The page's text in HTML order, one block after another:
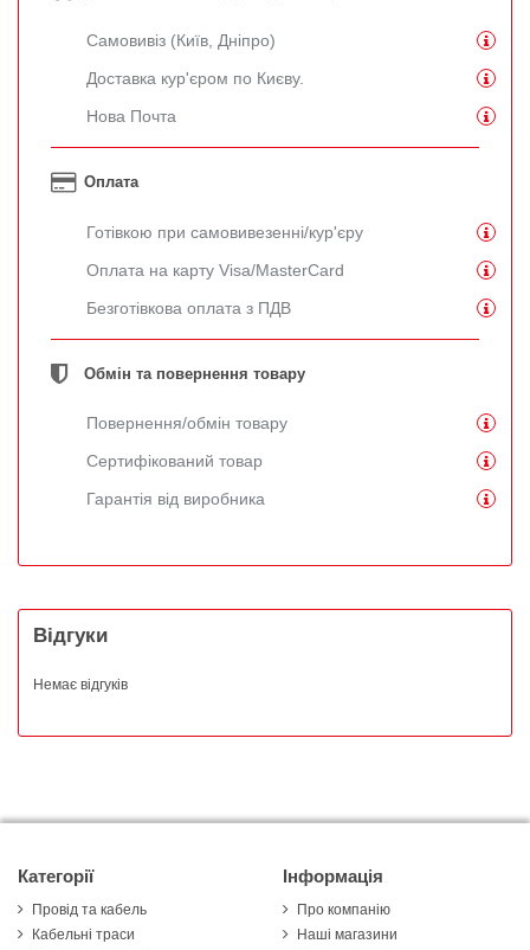
Самовивіз (Київ, Дніпро)
Доставка кур'єром по Києву.
Нова Почта
Оплата
Готівкою при самовивезенні/кур'єру
Оплата на карту Visa/MasterCard
Безготівкова оплата з ПДВ
Обмін та повернення товару
Повернення/обмін товару
Сертифікований товар
Гарантія від виробника
Відгуки
Немає відгуків
Категорії
Провід та кабель
Кабельні траси
Інформація
Про компанію
Наші магазини